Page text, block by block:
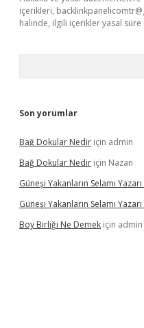
içerikleri,
halinde, ilgili içerikler yasal süre
Son yorumlar
Bağ Dokular Nedir için admin
Bağ Dokular Nedir için Nazan
Güneşi Yakanların Selamı
Güneşi Yakanların Selamı
Boy Birliği Ne Demek için admin